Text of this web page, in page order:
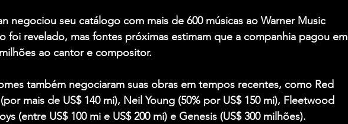
negociou seu catálogo com mais de 600 músicas ao Warner Music
foi revelado, mas fontes próximas estimam que a companhia pagou em
ao cantor e compositor.
também negociaram suas obras em tempos recentes, como Red
mais de US$ 140 mi), Neil Young (50% por US$ 150 mi), Fleetwood
(entre US$ 100 mi e US$ 200 mi) e Genesis (US$ 300 milhões).